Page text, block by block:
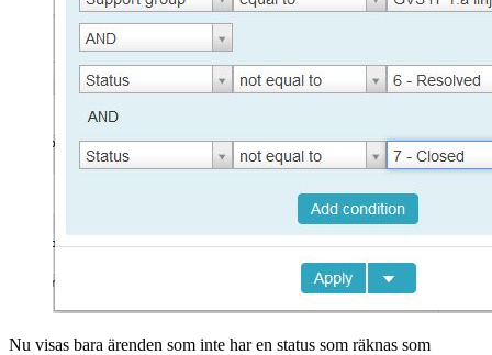
Nu visas bara ärenden som inte har en status som räknas som